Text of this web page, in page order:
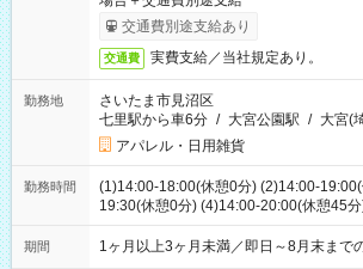
交通費別途支給あり
交通費 実費支給／当社規定あり。
勤務地
さいたま市見沼区
七里駅から車6分 / 大宮公園駅 / 大宮(
アパレル・日用雑貨
勤務時間
(1)14:00-18:00(休憩0分) (2)14:00-
19:30(休憩0分) (4)14:00-20:00(休憩45
ます
期間 1ヶ月以上3ヶ月未満／即日～8月末まで